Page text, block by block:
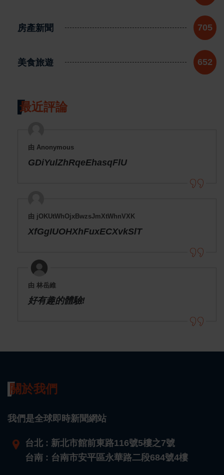
房產新聞 705
美食旅遊 652
最近評論
由 Anonymous
GDiYulZhRqeEhasqFlU
由 jOKUtWhOjxBwzsJmXtWhnVXK
XfGgIUOHXhFuxECXvkSlT
由 林岳維
好有趣的體驗!
關於我們
我們是全球即時新聞網站
台北 : 新北市館前東路116號5樓之7號
台南 : 台南市安平區永華路二段684號4樓